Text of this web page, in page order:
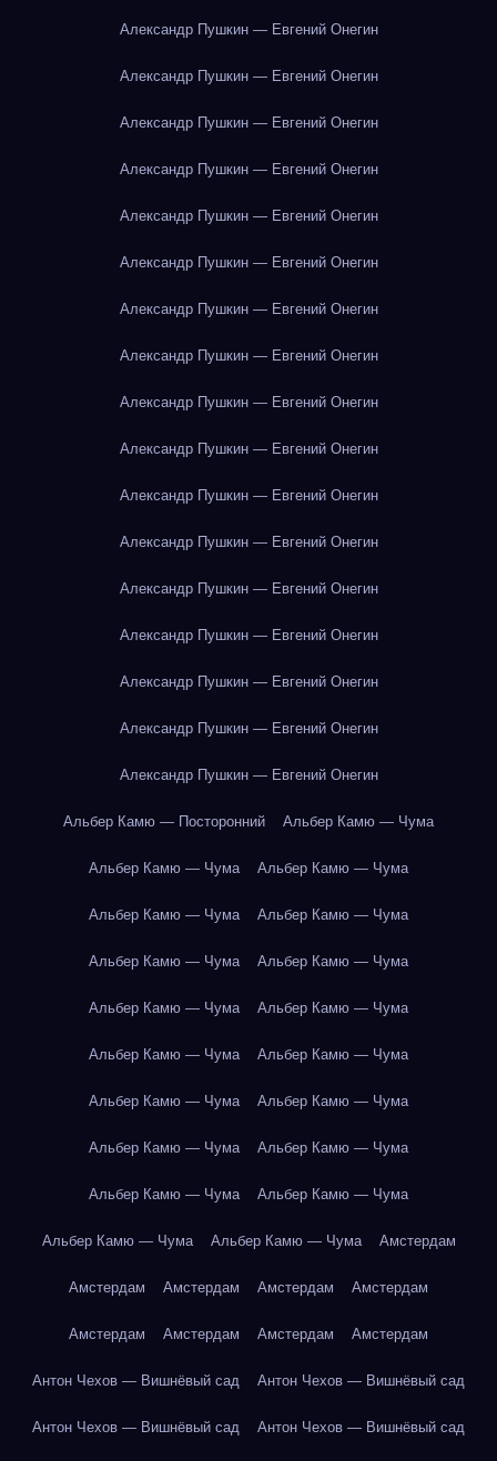
Александр Пушкин — Евгений Онегин
Александр Пушкин — Евгений Онегин
Александр Пушкин — Евгений Онегин
Александр Пушкин — Евгений Онегин
Александр Пушкин — Евгений Онегин
Александр Пушкин — Евгений Онегин
Александр Пушкин — Евгений Онегин
Александр Пушкин — Евгений Онегин
Александр Пушкин — Евгений Онегин
Александр Пушкин — Евгений Онегин
Александр Пушкин — Евгений Онегин
Александр Пушкин — Евгений Онегин
Александр Пушкин — Евгений Онегин
Александр Пушкин — Евгений Онегин
Александр Пушкин — Евгений Онегин
Александр Пушкин — Евгений Онегин
Александр Пушкин — Евгений Онегин
Альбер Камю — Посторонний Альбер Камю — Чума
Альбер Камю — Чума Альбер Камю — Чума
Альбер Камю — Чума Альбер Камю — Чума
Альбер Камю — Чума Альбер Камю — Чума
Альбер Камю — Чума Альбер Камю — Чума
Альбер Камю — Чума Альбер Камю — Чума
Альбер Камю — Чума Альбер Камю — Чума
Альбер Камю — Чума Альбер Камю — Чума
Альбер Камю — Чума Альбер Камю — Чума
Альбер Камю — Чума Альбер Камю — Чума Амстердам
Амстердам Амстердам Амстердам Амстердам
Амстердам Амстердам Амстердам Амстердам
Антон Чехов — Вишнёвый сад Антон Чехов — Вишнёвый сад
Антон Чехов — Вишнёвый сад Антон Чехов — Вишнёвый сад